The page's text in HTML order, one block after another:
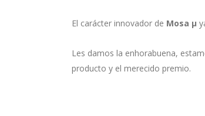
El carácter innovador de Mosa μ
Les damos la enhorabuena,
producto y el merecido premio.